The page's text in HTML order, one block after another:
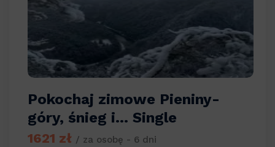
Pokochaj zimowe Pieniny-
góry, śnieg i… Single
1621 zł / za osobę - 6 dni